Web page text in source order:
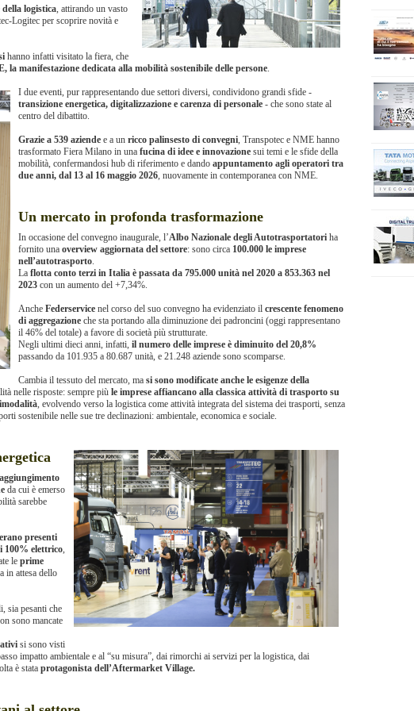
logistica, attirando un vasto
Logitec per scoprire novità e
hanno infatti visitato la fiera, che
la manifestazione dedicata alla mobilità sostenibile delle persone.
I due eventi, pur rappresentando due settori diversi, condividono grandi sfide -
transizione energetica, digitalizzazione e carenza di personale- che sono state al
centro del dibattito.
Grazie a 539 aziendee a unricco palinsesto di convegni, Transpotec e NME hanno
trasformato Fiera Milano in una fucina di idee e innovazionesui temi e le sfide della
mobilità, confermandosi hub di riferimento e dando appuntamento agli operatori tra
due anni, dal 13 al 16 maggio 2026, nuovamente in contemporanea con NME.
Un mercato in profonda trasformazione
In occasione del convegno inaugurale, l’Albo Nazionale degli Autotrasportatoriha
fornito una overview aggiornata del settore: sono circa 100.000 le imprese
nell’autotrasporto.
La flotta conto terzi in Italia è passata da 795.000 unità nel 2020 a 853.363 nel
2023 con un aumento del +7,34%.
Anche Federservicenel corso del suo convegno ha evidenziato il crescente fenomeno
di aggregazione che sta portando alla diminuzione dei padroncini (oggi rappresentano
il 46% del totale) a favore di società più strutturate.
Negli ultimi dieci anni, infatti, il numero delle imprese è diminuito del 20,8%
passando da 101.935 a 80.687 unità, e 21.248 aziende sono scomparse.
Cambia il tessuto del mercato, ma si sono modificate anche le esigenze della
nelle risposte: sempre più le imprese affiancano alla classica attività di trasporto su
, evolvendo verso la logistica come attività integrata del sistema dei trasporti, senza
sostenibile nelle sue tre declinazioni: ambientale, economica e sociale.
da cui è emerso
sarebbe
erano presenti
100% elettrico,
le prime
in attesa dello
sia pesanti che
sono mancate
si sono visti
impatto ambientale e al “su misura”, dai rimorchi ai servizi per la logistica, dai
è stata protagonista dell’Aftermarket Village.